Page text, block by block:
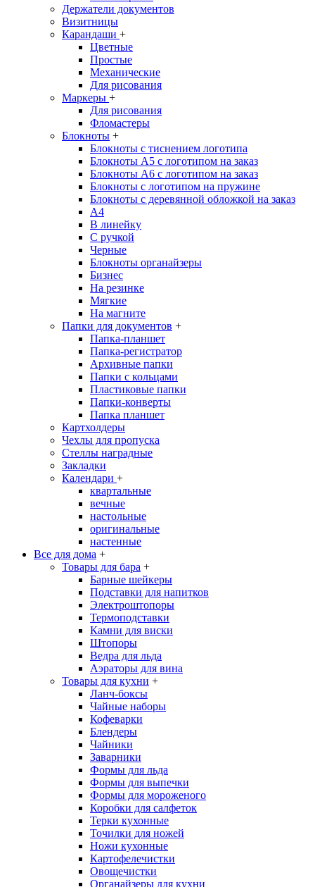
Держатели документов
Визитницы
Карандаши +
Цветные
Простые
Механические
Для рисования
Маркеры +
Для рисования
Фломастеры
Блокноты +
Блокноты с тиснением логотипа
Блокноты А5 с логотипом на заказ
Блокноты А6 с логотипом на заказ
Блокноты с логотипом на пружине
Блокноты с деревянной обложкой на заказ
A4
В линейку
С ручкой
Черные
Блокноты органайзеры
Бизнес
На резинке
Мягкие
На магните
Папки для документов +
Папка-планшет
Папка-регистратор
Архивные папки
Папки с кольцами
Пластиковые папки
Папки-конверты
Папка планшет
Картхолдеры
Чехлы для пропуска
Стеллы наградные
Закладки
Календари +
квартальные
вечные
настольные
оригинальные
настенные
Все для дома +
Товары для бара +
Барные шейкеры
Подставки для напитков
Электроштопоры
Термоподставки
Камни для виски
Штопоры
Ведра для льда
Аэраторы для вина
Товары для кухни +
Ланч-боксы
Чайные наборы
Кофеварки
Блендеры
Чайники
Заварники
Формы для льда
Формы для выпечки
Формы для мороженого
Коробки для салфеток
Терки кухонные
Точилки для ножей
Ножи кухонные
Картофелечистки
Овощечистки
Органайзеры для кухни